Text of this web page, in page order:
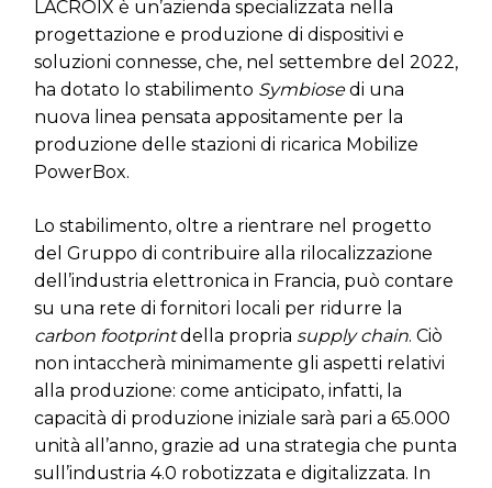
LACROIX è un’azienda specializzata nella
progettazione e produzione di dispositivi e
soluzioni connesse, che, nel settembre del 2022,
ha dotato lo stabilimento Symbiosedi una
nuova linea pensata appositamente per la
produzione delle stazioni di ricarica Mobilize
PowerBox.
Lo stabilimento, oltre a rientrare nel progetto
del Gruppo di contribuire alla rilocalizzazione
dell’industria elettronica in Francia, può contare
su una rete di fornitori locali per ridurre la
carbon footprintdella propria supply chain. Ciò
non intaccherà minimamente gli aspetti relativi
alla produzione: come anticipato, infatti, la
capacità di produzione iniziale sarà pari a 65.000
unità all’anno, grazie ad una strategia che punta
sull’industria 4.0 robotizzata e digitalizzata. In